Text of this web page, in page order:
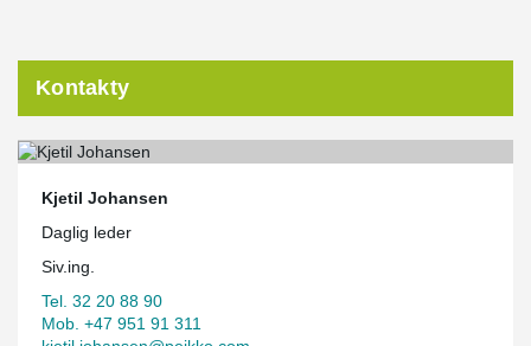
Kontakty
Kjetil Johansen
Daglig leder
Siv.ing.
Tel. 32 20 88 90
Mob. +47 951 91 311